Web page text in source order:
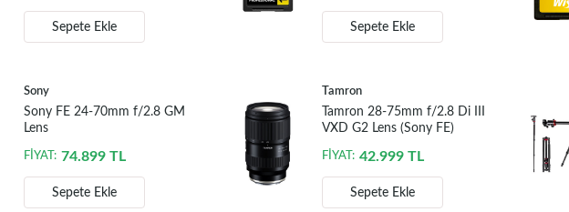
Sepete Ekle Sepete Ekle
Sony
Sony FE 24-70mm f/2.8 GM
Lens
FİYAT: 74.899 TL
Sepete Ekle
Tamron
Tamron 28-75mm f/2.8 Di III
VXD G2 Lens (Sony FE)
FİYAT: 42.999 TL
Sepete Ekle